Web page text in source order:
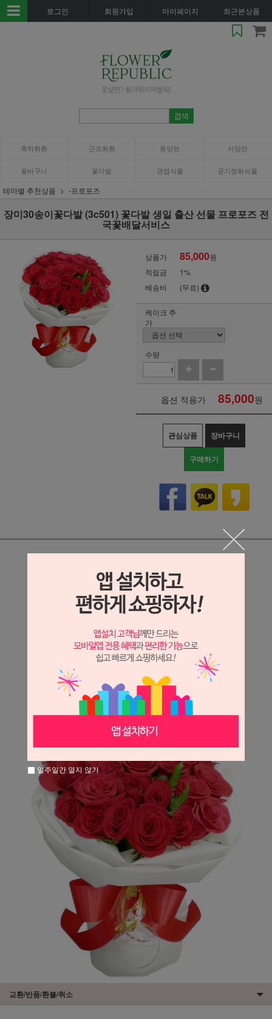
로그인 회원가입 마이페이지 최근본상품
축하화환 근조화환 동양란 서양란
꽃바구니 꽃다발 관엽식물 공기정화식물
테마별 추천상품 -프로포즈
장미30송이꽃다발 (3c501) 꽃다발 생일 출산 선물 프로포즈 전
국꽃배달서비스
상품가 85,000원
적립금
1%
배송비
(무료)
케이크 추
가
수량
옵션 적용가 85,000원
관심상품 장바구니
구매하기
상세정보 새창 열기
상세 정보를 확대해 보실 수 있습니다.
※ 필독해주세요 ※
는 시세 변동에 따라 가격이 달라질 수 있으니
문의 후 주문 바랍니다.
교환/반품/환불/취소
일주일간 열지 않기